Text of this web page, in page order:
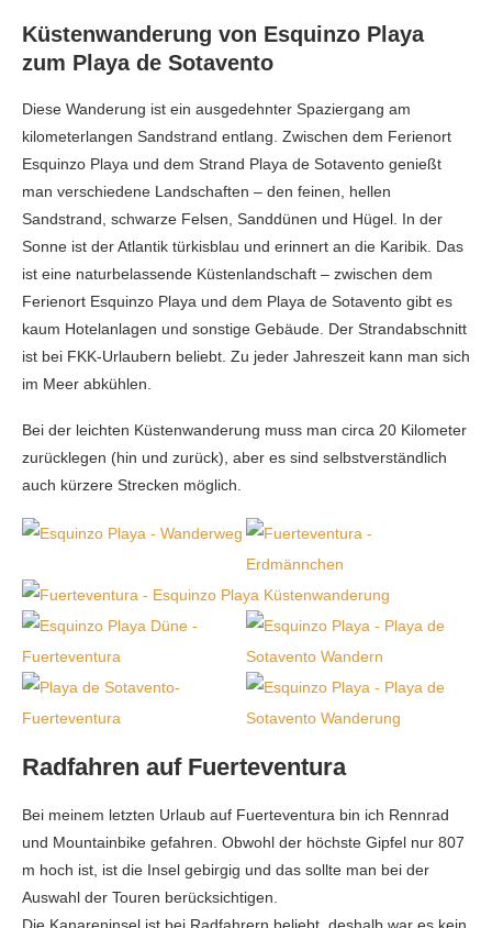
Küstenwanderung von Esquinzo Playa
zum Playa de Sotavento
Diese Wanderung ist ein ausgedehnter Spaziergang am
kilometerlangen Sandstrand entlang. Zwischen dem Ferienort
Esquinzo Playa und dem Strand Playa de Sotavento genießt
man verschiedene Landschaften – den feinen, hellen
Sandstrand, schwarze Felsen, Sanddünen und Hügel. In der
Sonne ist der Atlantik türkisblau und erinnert an die Karibik. Das
ist eine naturbelassende Küstenlandschaft – zwischen dem
Ferienort Esquinzo Playa und dem Playa de Sotavento gibt es
kaum Hotelanlagen und sonstige Gebäude. Der Strandabschnitt
ist bei FKK-Urlaubern beliebt. Zu jeder Jahreszeit kann man sich
im Meer abkühlen.
Bei der leichten Küstenwanderung muss man circa 20 Kilometer
zurücklegen (hin und zurück), aber es sind selbstverständlich
auch kürzere Strecken möglich.
Radfahren auf Fuerteventura
Bei meinem letzten Urlaub auf Fuerteventura bin ich Rennrad
und Mountainbike gefahren. Obwohl der höchste Gipfel nur 807
m hoch ist, ist die Insel gebirgig und das sollte man bei der
Auswahl der Touren berücksichtigen.